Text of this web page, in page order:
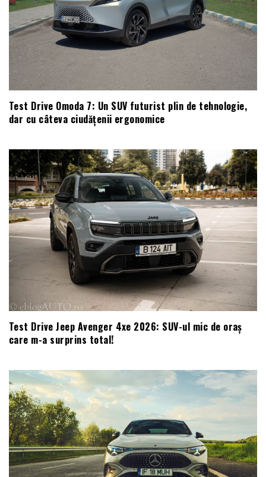
Test Drive Omoda 7: Un SUV futurist plin de tehnologie,
dar cu câteva ciudățenii ergonomice
Test Drive Jeep Avenger 4xe 2026: SUV-ul mic de oraș
care m-a surprins total!